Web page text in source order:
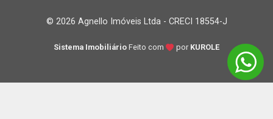
© 2026 Agnello Imóveis Ltda - CRECI 18554-J
Sistema Imobiliário Feito com por KUROLE